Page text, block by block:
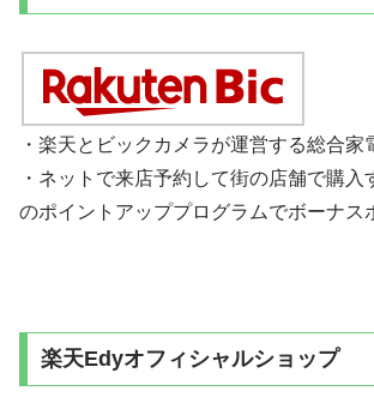
・楽天とビックカメラが運営する総合家
・ネットで来店予約して街の店舗で購入
のポイントアッププログラムでボーナス
楽天Edyオフィシャルショップ